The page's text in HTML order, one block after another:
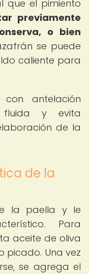
que el pimiento
previamente
o bien
se puede
caliente para
con antelación
fluida y evita
de la
de la
la paella y le
Para
aceite de oliva
picado. Una vez
se agrega el